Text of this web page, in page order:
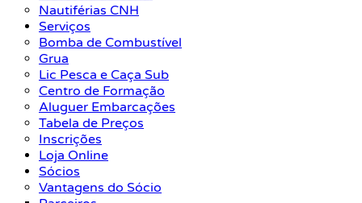
Nautiférias CNH
Serviços
Bomba de Combustível
Grua
Lic Pesca e Caça Sub
Centro de Formação
Aluguer Embarcações
Tabela de Preços
Inscrições
Loja Online
Sócios
Vantagens do Sócio